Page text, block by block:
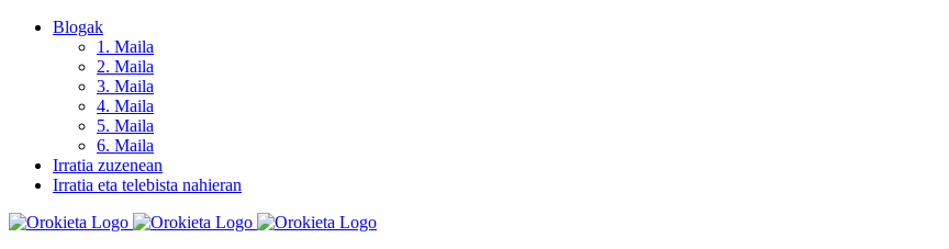
Skip
Blogak
1. Maila
2. Maila
3. Maila
4. Maila
5. Maila
6. Maila
Irratia zuzenean
Irratia eta telebista nahieran